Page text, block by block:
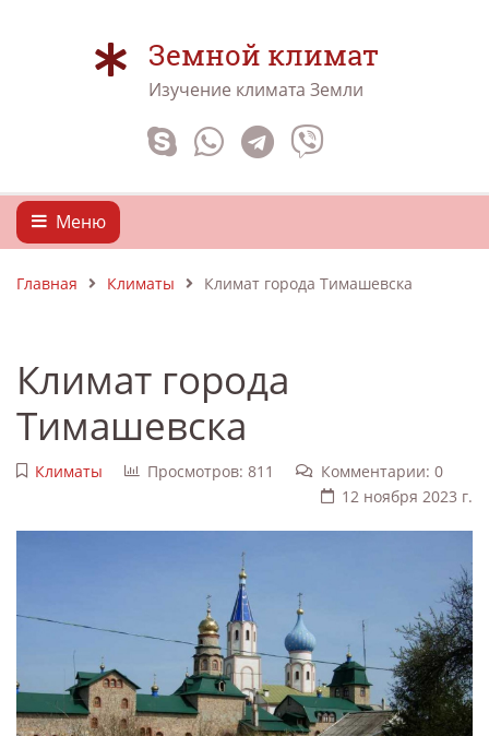
Земной климат
Изучение климата Земли
Меню
Главная Климаты Климат города Тимашевска
Климат города
Тимашевска
Климаты Просмотров: 811
Комментарии: 0
12 ноября 2023 г.